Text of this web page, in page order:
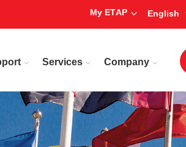
My ETAP
Services Company